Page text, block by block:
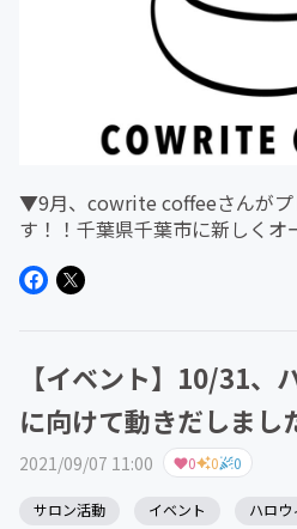
▼9月、cowrite coffeeさんがプ
す！！千葉県千葉市に新しくオ
ープンすることが決定いたしま
【イベント】10/31、
に向けて動きだしまし
2021/09/07 11:00 0 0 0
サロン活動 イベント ハロウ